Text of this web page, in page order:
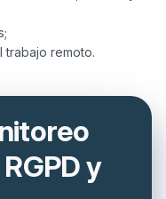
trabajo remoto.
y